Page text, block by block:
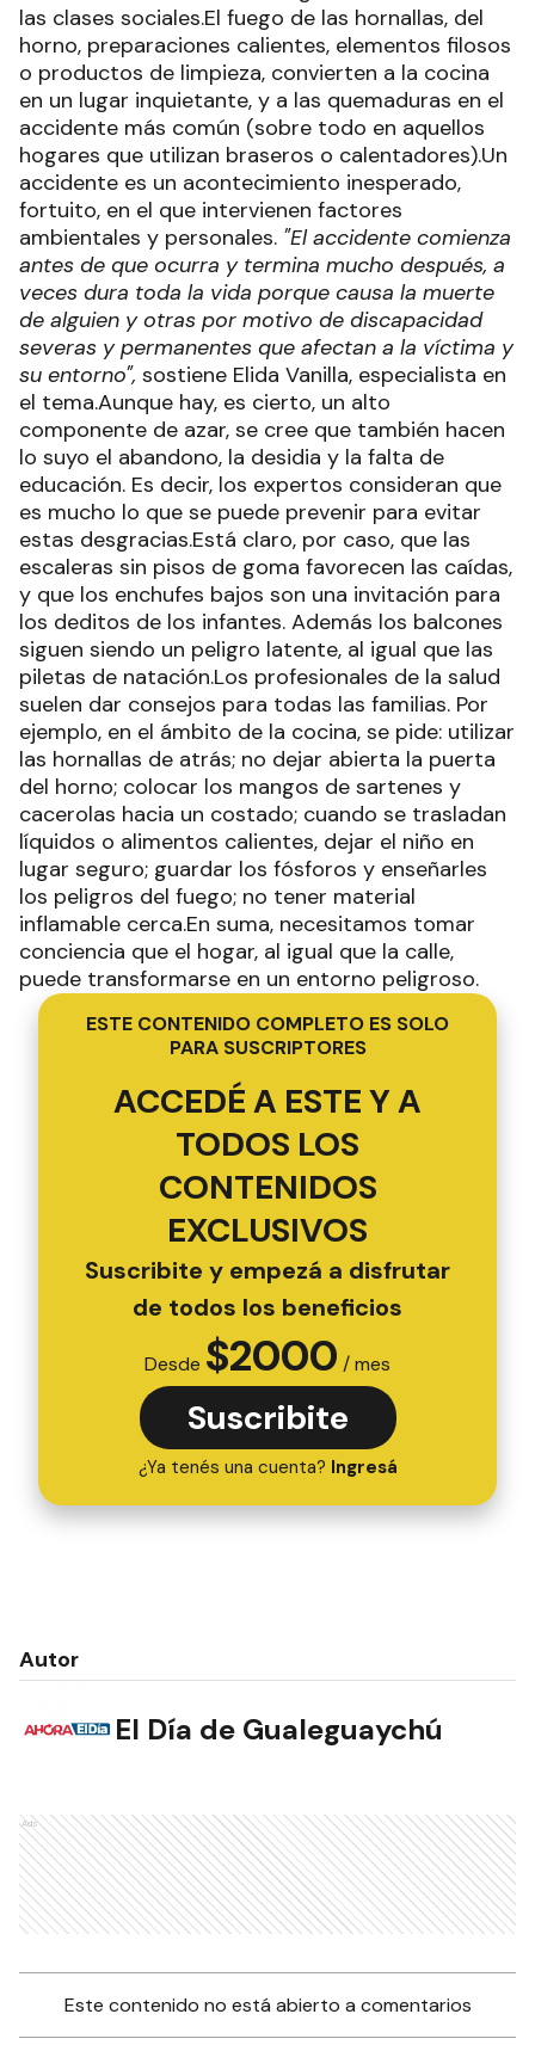
las clases sociales.El fuego de las hornallas, del
horno, preparaciones calientes, elementos filosos
o productos de limpieza, convierten a la cocina
en un lugar inquietante, y a las quemaduras en el
accidente más común (sobre todo en aquellos
hogares que utilizan braseros o calentadores).Un
accidente es un acontecimiento inesperado,
fortuito, en el que intervienen factores
ambientales y personales. "El accidente comienza
antes de que ocurra y termina mucho después, a
veces dura toda la vida porque causa la muerte
de alguien y otras por motivo de discapacidad
severas y permanentes que afectan a la víctima y
su entorno", sostiene Elida Vanilla, especialista en
el tema.Aunque hay, es cierto, un alto
componente de azar, se cree que también hacen
lo suyo el abandono, la desidia y la falta de
educación. Es decir, los expertos consideran que
es mucho lo que se puede prevenir para evitar
estas desgracias.Está claro, por caso, que las
escaleras sin pisos de goma favorecen las caídas,
y que los enchufes bajos son una invitación para
los deditos de los infantes. Además los balcones
siguen siendo un peligro latente, al igual que las
piletas de natación.Los profesionales de la salud
suelen dar consejos para todas las familias. Por
ejemplo, en el ámbito de la cocina, se pide: utilizar
las hornallas de atrás; no dejar abierta la puerta
del horno; colocar los mangos de sartenes y
cacerolas hacia un costado; cuando se trasladan
líquidos o alimentos calientes, dejar el niño en
lugar seguro; guardar los fósforos y enseñarles
los peligros del fuego; no tener material
inflamable cerca.En suma, necesitamos tomar
conciencia que el hogar, al igual que la calle,
puede transformarse en un entorno peligroso.
ESTE CONTENIDO COMPLETO ES SOLO
PARA SUSCRIPTORES
ACCEDÉ A ESTE Y A
TODOS LOS
CONTENIDOS
EXCLUSIVOS
Suscribite y empezá a disfrutar
de todos los beneficios
Desde $2000 / mes
Suscribite
¿Ya tenés una cuenta? Ingresá
Autor
El Día de Gualeguaychú
Ads
Este contenido no está abierto a comentarios